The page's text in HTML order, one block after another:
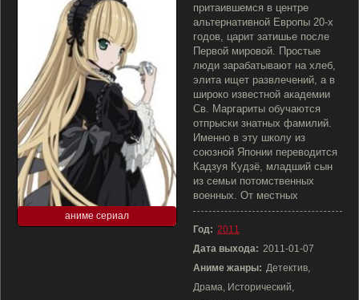
аниме сериал
притаившемся в центре
альтернативной Европы 20-х
годов, царит затишье после
Первой мировой. Простые
люди зарабатывают на хлеб,
элита ищет развлечений, а в
широко известной академии
Св. Маргариты обучаются
отпрыски знатных фамилий.
Именно в эту школу из
союзной Японии переводится
Кадзуя Кудзё, младший сын
из семьи потомственных
военных. От местных
Год: 2011
Дата выхода: 2011-01-07
Аниме жанры: Детектив,
Драма, Исторический,